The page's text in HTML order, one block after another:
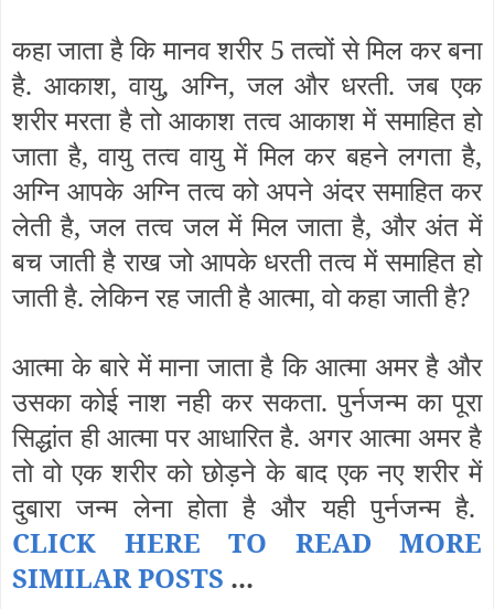
कहा जाता है कि मानव शरीर 5 तत्वों से मिल कर बना
है. आकाश, वायु, अग्नि, जल और धरती. जब एक
शरीर मरता है तो आकाश तत्व आकाश में समाहित हो
जाता है, वायु तत्व वायु में मिल कर बहने लगता है,
अग्नि आपके अग्नि तत्व को अपने अंदर समाहित कर
लेती है, जल तत्व जल में मिल जाता है, और अंत में
बच जाती है राख जो आपके धरती तत्व में समाहित हो
जाती है. लेकिन रह जाती है आत्मा, वो कहा जाती है?
आत्मा के बारे में माना जाता है कि आत्मा अमर है और
उसका कोई नाश नही कर सकता. पुर्नजन्म का पूरा
सिद्धांत ही आत्मा पर आधारित है. अगर आत्मा अमर है
तो वो एक शरीर को छोड़ने के बाद एक नए शरीर में
दुबारा जन्म लेना होता है और यही पुर्नजन्म है.
CLICK HERE TO READ MORE
SIMILAR POSTS ...